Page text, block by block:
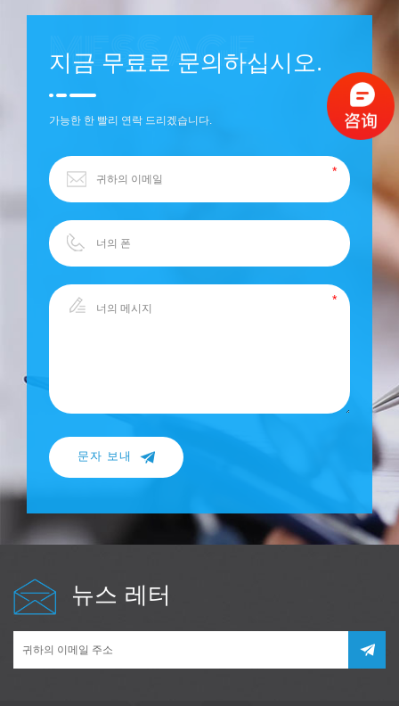
지금 무료로 문의하십시오.
가능한 한 빨리 연락 드리겠습니다.
문자 보내
뉴스 레터